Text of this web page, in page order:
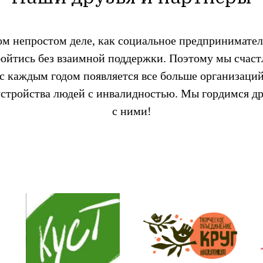
непростом деле, как социальное
без взаимной поддержки. Поэтому мы
каждым годом появляется все больше
людей с инвалидностью. Мы гордимся
с ними!